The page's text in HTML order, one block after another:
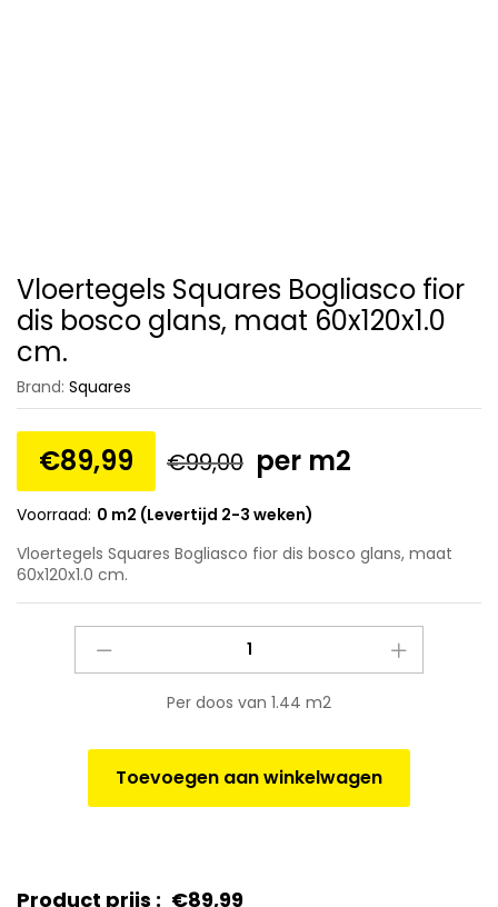
Vloertegels Squares Bogliasco fior
dis bosco glans, maat 60x120x1.0
cm.
Brand: Squares
€89,99 €99,00 per m2
Voorraad: 0 m2 (Levertijd 2-3 weken)
Vloertegels Squares Bogliasco fior dis bosco glans, maat
60x120x1.0 cm.
maat
Per doos van 1.44 m2
Toevoegen aan winkelwagen
Product prijs : €89,99